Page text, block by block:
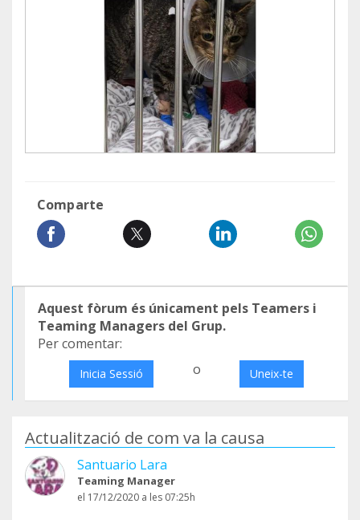
Comparte
Aquest fòrum és únicament pels Teamers i
Teaming Managers del Grup.
Per comentar:
Inicia Sessió o Uneix-te
Actualització de com va la causa
Santuario Lara
Teaming Manager
el 17/12/2020 a les 07:25h